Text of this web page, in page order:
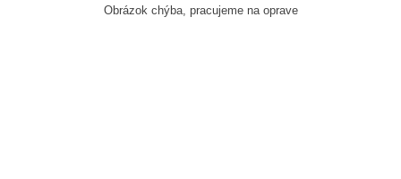
Obrázok chýba, pracujeme na oprave